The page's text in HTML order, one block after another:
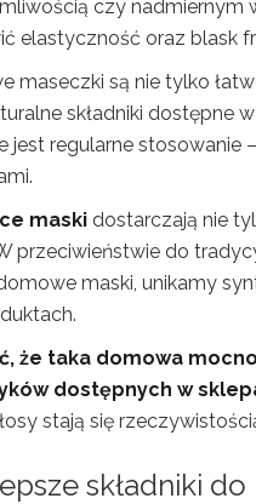
czy
elastyczność oraz blask
maseczki są nie tylko
składniki dostępne
jest regularne stosowanie
maski dostarczają nie
przeciwieństwie do
maski, unikamy
że taka domowa
dostępnych w
stają się
składniki